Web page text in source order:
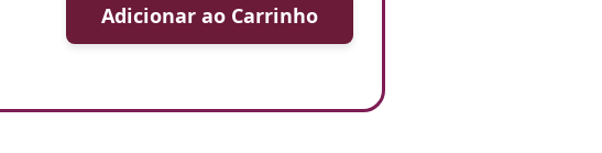
Adicionar ao Carrinho